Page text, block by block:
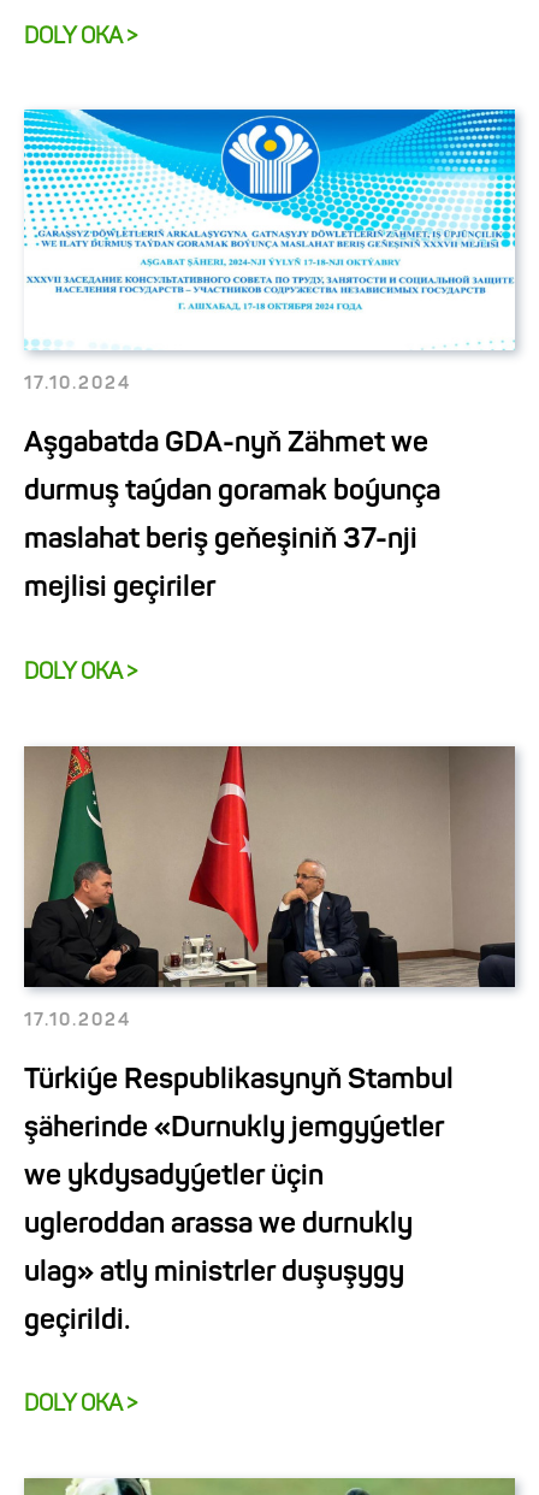
DOLY OKA >
17.10.2024
Aşgabatda GDA-nyň Zähmet we
durmuş taýdan goramak boýunça
maslahat beriş geňeşiniň 37-nji
mejlisi geçiriler
DOLY OKA >
17.10.2024
Türkiýe Respublikasynyň Stambul
şäherinde «Durnukly jemgyýetler
we ykdysadyýetler üçin
ugleroddan arassa we durnukly
ulag» atly ministrler duşuşygy
geçirildi.
DOLY OKA >